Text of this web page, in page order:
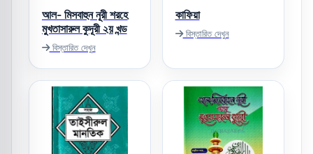
আল- মিসবাহুন নূরী শরহে
মুখতাসারুল কুদূরী ২য় খন্ড
বিস্তারিত দেখুন
কাফিয়া
বিস্তারিত দেখুন